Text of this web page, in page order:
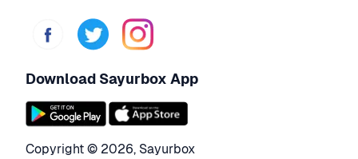
Download Sayurbox App
Copyright © 2026, Sayurbox